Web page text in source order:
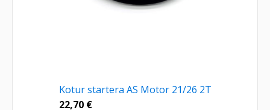
Kotur startera AS Motor 21/26 2T
22,70 €